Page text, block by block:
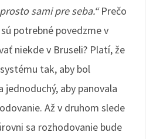
sami pre seba.“Prečo
potrebné povedzme v
niekde v Bruseli? Platí, že
tak, aby bol
aby panovala
Až v druhom slede
sa rozhodovanie bude